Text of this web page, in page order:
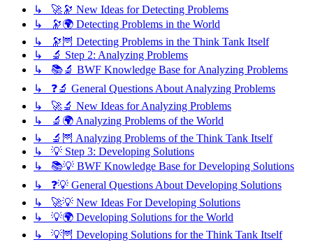
↳ 🚀🔭 New Ideas for Detecting Problems
↳ 🔭🌍 Detecting Problems in the World
↳ 🔭🦉 Detecting Problems in the Think Tank Itself
↳ 🔬 Step 2: Analyzing Problems
↳ 📚🔬 BWF Knowledge Base for Analyzing Problems
↳ ❓🔬 General Questions About Analyzing Problems
↳ 🚀🔬 New Ideas for Analyzing Problems
↳ 🔬🌍 Analyzing Problems of the World
↳ 🔬🦉 Analyzing Problems of the Think Tank Itself
↳ 💡 Step 3: Developing Solutions
↳ 📚💡 BWF Knowledge Base for Developing Solutions
↳ ❓💡 General Questions About Developing Solutions
↳ 🚀💡 New Ideas For Developing Solutions
↳ 💡🌍 Developing Solutions for the World
↳ 💡🦉 Developing Solutions for the Think Tank Itself